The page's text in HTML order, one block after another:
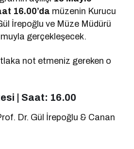
16.00’da müzenin Kurucu
İrepoğlu ve Müze Müdürü
gerçekleşecek.
not etmeniz gereken o
| Saat: 16.00
Dr. Gül İrepoğlu & Canan